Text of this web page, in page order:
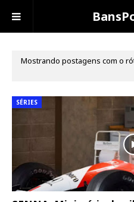
Mostrando postagens com o
SÉRIES